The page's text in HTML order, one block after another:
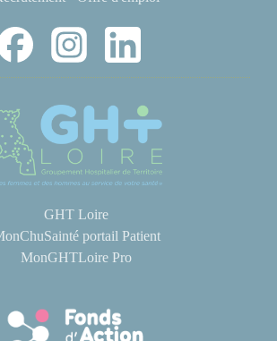
GHT Loire
portail Patient
MonGHTLoire Pro